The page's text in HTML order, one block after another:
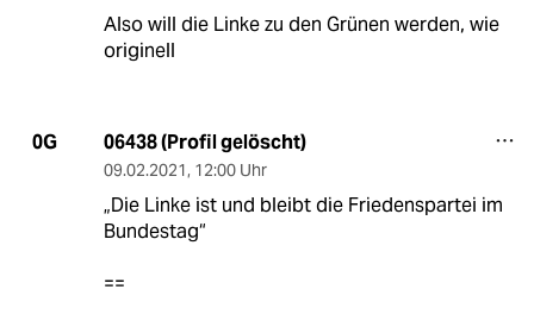
Also will die Linke zu den Grünen werden, wie
originell
0G 06438 (Profil gelöscht)
09.02.2021, 12:00 Uhr
„Die Linke ist und bleibt die Friedenspartei im
Bundestag“
==